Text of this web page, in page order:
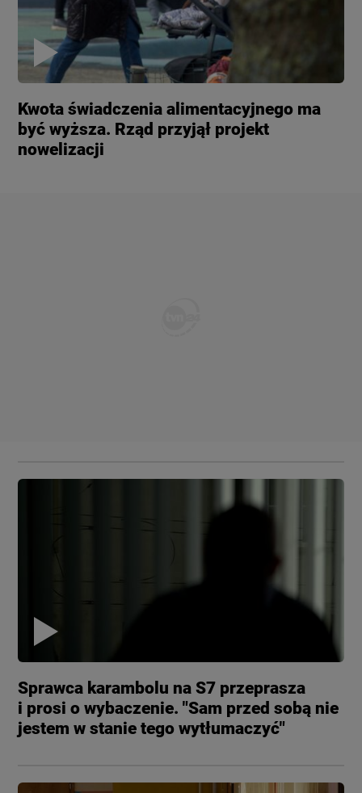
Kwota świadczenia alimentacyjnego ma
być wyższa. Rząd przyjął projekt
nowelizacji
Sprawca karambolu na S7 przeprasza
i prosi o wybaczenie. "Sam przed sobą nie
jestem w stanie tego wytłumaczyć"